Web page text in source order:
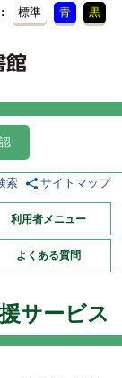
標準 青 黒
索 サイトマップ
利用者メニュー
よくある質問
サービス